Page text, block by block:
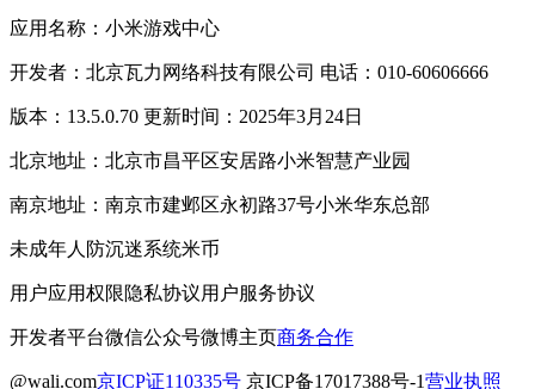
应用名称：小米游戏中心
开发者：北京瓦力网络科技有限公司 电话：010-60606666
版本：13.5.0.70 更新时间：2025年3月24日
北京地址：北京市昌平区安居路小米智慧产业园
南京地址：南京市建邺区永初路37号小米华东总部
未成年人防沉迷系统米币
用户应用权限隐私协议用户服务协议
开发者平台微信公众号微博主页商务合作
@wali.com京ICP证110335号 京ICP备17017388号-1营业执照